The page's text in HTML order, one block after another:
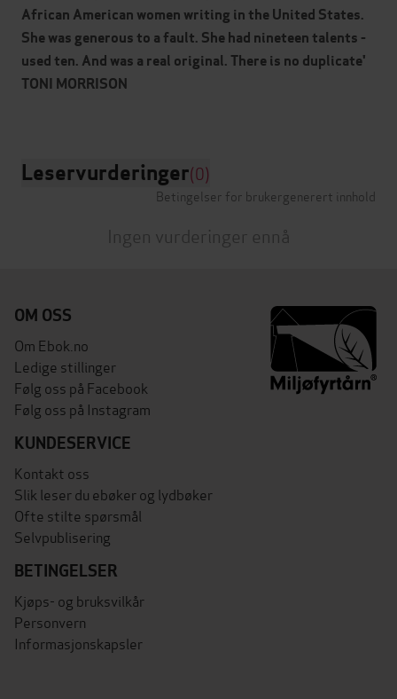
African American women writing in the United States.
She was generous to a fault. She had nineteen talents -
used ten. And was a real original. There is no duplicate'
TONI MORRISON
Leservurderinger(0)
Betingelser for brukergenerert innhold
Ingen vurderinger ennå
OM OSS
Om Ebok.no
Ledige stillinger
Følg oss på Facebook
Følg oss på Instagram
KUNDESERVICE
Kontakt oss
Slik leser du ebøker og lydbøker
Ofte stilte spørsmål
Selvpublisering
BETINGELSER
Kjøps- og bruksvilkår
Personvern
Informasjonskapsler